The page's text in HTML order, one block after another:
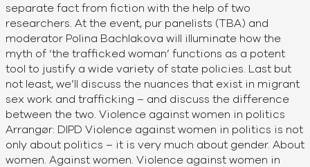
separate fact from fiction with the help of two
researchers. At the event, pur panelists (TBA) and
moderator Polina Bachlakova will illuminate how the
myth of ‘the trafficked woman’ functions as a potent
tool to justify a wide variety of state policies. Last but
not least, we’ll discuss the nuances that exist in migrant
sex work and trafficking – and discuss the difference
between the two. Violence against women in politics
Arrangør: DIPD Violence against women in politics is not
only about politics – it is very much about gender. About
women. Against women. Violence against women in